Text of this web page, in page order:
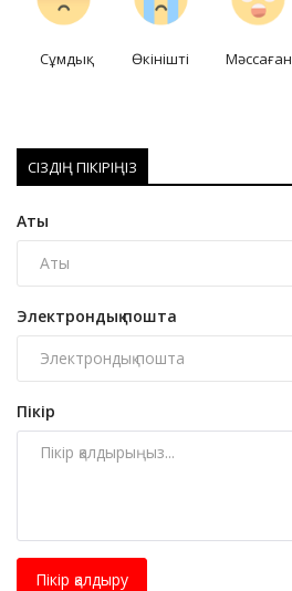
Сұмдық Өкінішті Мәссаған
СІЗДІҢ ПІКІРІҢІЗ
Аты
Электрондық пошта
Пікір
Пікір қалдыру